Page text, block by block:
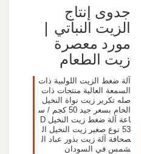
جدوى إنتاج
الزيت النباتي |
مورد معصرة
زيت الطعام
آلة ضغط الزيت اللولبية ذات
السمعة العالية منتجات ذات
صله تكرير زيت نواة النخيل
الخام بسعر جيد 50 كجم / س
اعة آلة ضغط زيت النخيل D
53 نوع صغير زيت النخيل ال
صحافة آلة زيت بذور عباد ال
شمس في السودان